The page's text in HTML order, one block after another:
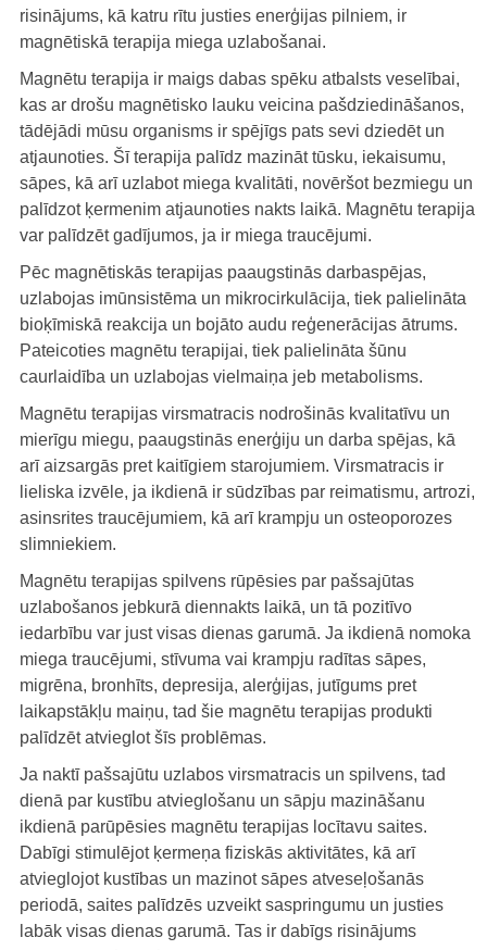
risinājums, kā katru rītu justies enerģijas pilniem, ir
magnētiskā terapija miega uzlabošanai.
Magnētu terapija ir maigs dabas spēku atbalsts veselībai,
kas ar drošu magnētisko lauku veicina pašdziedināšanos,
tādējādi mūsu organisms ir spējīgs pats sevi dziedēt un
atjaunoties. Šī terapija palīdz mazināt tūsku, iekaisumu,
sāpes, kā arī uzlabot miega kvalitāti, novēršot bezmiegu un
palīdzot ķermenim atjaunoties nakts laikā. Magnētu terapija
var palīdzēt gadījumos, ja ir miega traucējumi.
Pēc magnētiskās terapijas paaugstinās darbaspējas,
uzlabojas imūnsistēma un mikrocirkulācija, tiek palielināta
bioķīmiskā reakcija un bojāto audu reģenerācijas ātrums.
Pateicoties magnētu terapijai, tiek palielināta šūnu
caurlaidība un uzlabojas vielmaiņa jeb metabolisms.
Magnētu terapijas virsmatracis nodrošinās kvalitatīvu un
mierīgu miegu, paaugstinās enerģiju un darba spējas, kā
arī aizsargās pret kaitīgiem starojumiem. Virsmatracis ir
lieliska izvēle, ja ikdienā ir sūdzības par reimatismu, artrozi,
asinsrites traucējumiem, kā arī krampju un osteoporozes
slimniekiem.
Magnētu terapijas spilvens rūpēsies par pašsajūtas
uzlabošanos jebkurā diennakts laikā, un tā pozitīvo
iedarbību var just visas dienas garumā. Ja ikdienā nomoka
miega traucējumi, stīvuma vai krampju radītas sāpes,
migrēna, bronhīts, depresija, alerģijas, jutīgums pret
laikapstākļu maiņu, tad šie magnētu terapijas produkti
palīdzēt atvieglot šīs problēmas.
Ja naktī pašsajūtu uzlabos virsmatracis un spilvens, tad
dienā par kustību atvieglošanu un sāpju mazināšanu
ikdienā parūpēsies magnētu terapijas locītavu saites.
Dabīgi stimulējot ķermeņa fiziskās aktivitātes, kā arī
atvieglojot kustības un mazinot sāpes atveseļošanās
periodā, saites palīdzēs uzveikt saspringumu un justies
labāk visas dienas garumā. Tas ir dabīgs risinājums